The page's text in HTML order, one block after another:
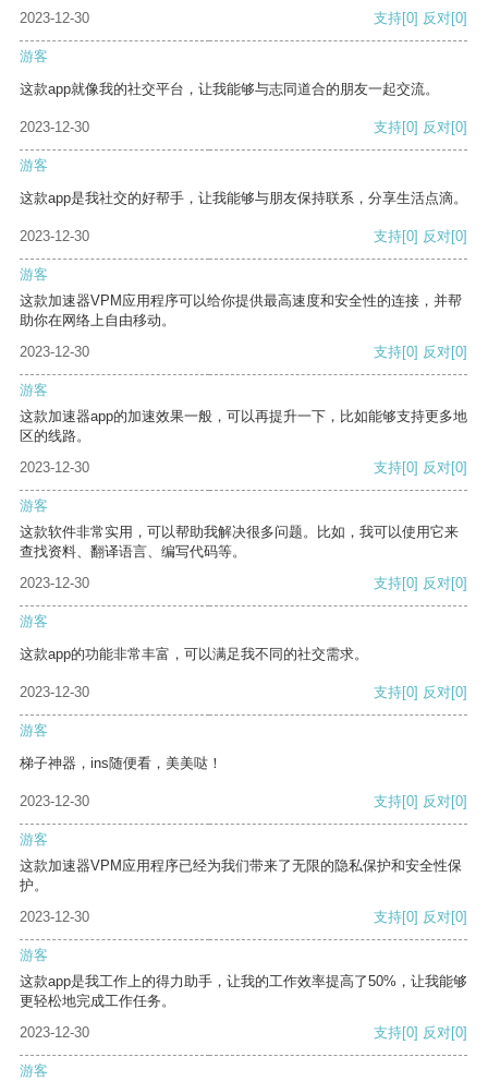
2023-12-30 支持[0] 反对[0]
游客
这款app就像我的社交平台，让我能够与志同道合的朋友一起交流。
2023-12-30 支持[0] 反对[0]
游客
这款app是我社交的好帮手，让我能够与朋友保持联系，分享生活点滴。
2023-12-30 支持[0] 反对[0]
游客
这款加速器VPM应用程序可以给你提供最高速度和安全性的连接，并帮
助你在网络上自由移动。
2023-12-30
支持[0] 反对[0]
游客
这款加速器app的加速效果一般，可以再提升一下，比如能够支持更多地
区的线路。
2023-12-30
支持[0] 反对[0]
游客
这款软件非常实用，可以帮助我解决很多问题。比如，我可以使用它来
查找资料、翻译语言、编写代码等。
2023-12-30
支持[0] 反对[0]
游客
这款app的功能非常丰富，可以满足我不同的社交需求。
2023-12-30 支持[0] 反对[0]
游客
梯子神器，ins随便看，美美哒！
2023-12-30 支持[0] 反对[0]
游客
这款加速器VPM应用程序已经为我们带来了无限的隐私保护和安全性保
护。
2023-12-30
支持[0] 反对[0]
游客
这款app是我工作上的得力助手，让我的工作效率提高了50%，让我能够
更轻松地完成工作任务。
2023-12-30
支持[0] 反对[0]
游客